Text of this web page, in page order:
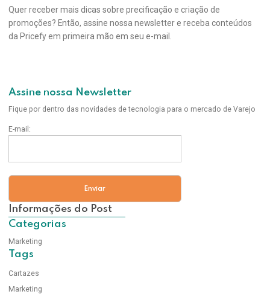
Quer receber mais dicas sobre precificação e criação de
promoções? Então, assine nossa newsletter e receba conteúdos
da Pricefy em primeira mão em seu e-mail.
Assine nossa Newsletter
Fique por dentro das novidades de tecnologia para o mercado de Varejo
E-mail:
Informações do Post
Categorias
Marketing
Tags
Cartazes
Marketing